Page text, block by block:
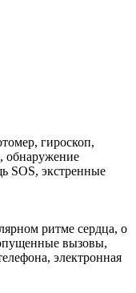
гироскоп,
обнаружение
SOS, экстренные
ритме сердца, о
вызовы,
электронная